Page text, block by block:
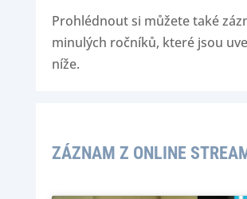
Prohlédnout si můžete také
minulých ročníků, které jsou
níže.
ZÁZNAM Z ONLINE